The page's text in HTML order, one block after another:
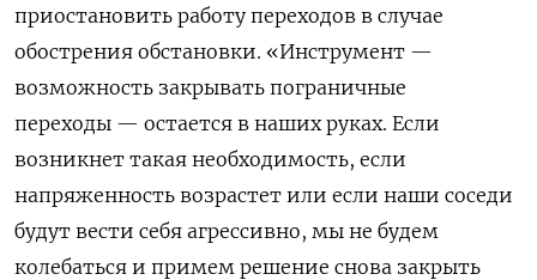
приостановить работу переходов в случае
обострения обстановки. «Инструмент —
возможность закрывать пограничные
переходы — остается в наших руках. Если
возникнет такая необходимость, если
напряженность возрастет или если наши соседи
будут вести себя агрессивно, мы не будем
колебаться и примем решение снова закрыть